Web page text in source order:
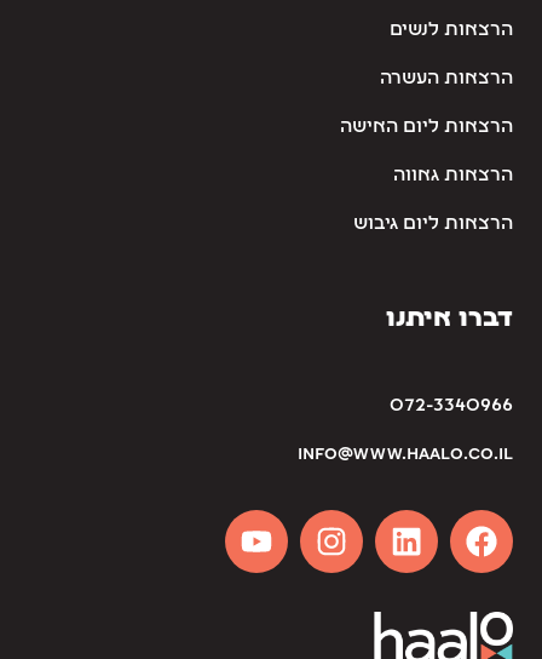
הרצאות לנשים
הרצאות העשרה
הרצאות ליום האישה
הרצאות גאווה
הרצאות ליום גיבוש
דברו איתנו
072-3340966
info@www.haalo.co.il